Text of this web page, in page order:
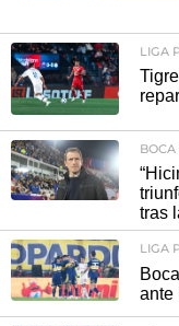
LIGA
tras
LIGA
ante